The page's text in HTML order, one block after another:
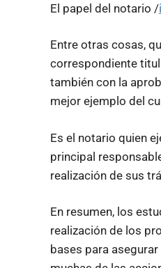
El papel del notario /
Entre otras cosas,
correspondiente
también con la
mejor ejemplo del
Es el notario quien
principal
realización de sus
En resumen, los
realización de los
bases para